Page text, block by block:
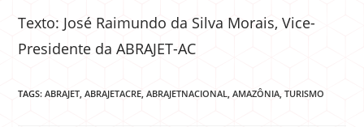
Texto: José Raimundo da Silva Morais, Vice-
Presidente da ABRAJET-AC
TAGS:ABRAJET ABRAJETACRE ABRAJETNACIONAL AMAZÔNIA TURISMO